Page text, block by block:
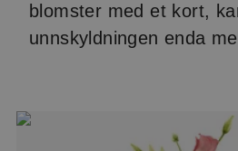
blomster med et kort,
unnskyldningen enda